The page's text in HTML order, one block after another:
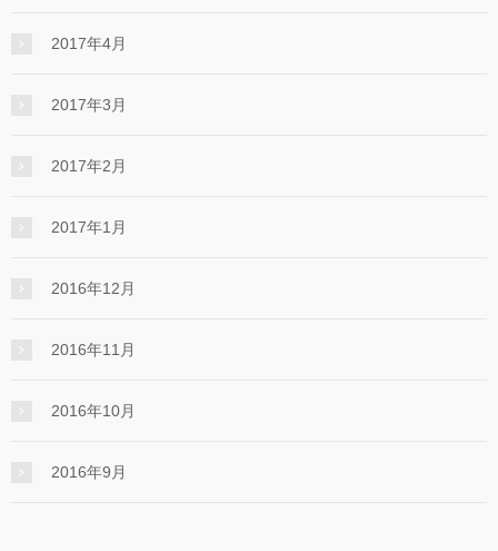
2017年4月
2017年3月
2017年2月
2017年1月
2016年12月
2016年11月
2016年10月
2016年9月